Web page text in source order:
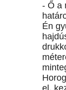
- Ő a
Én